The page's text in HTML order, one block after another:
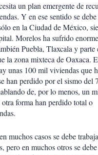
un plan emergente de
Y en ese sentido se
en la Ciudad de México,
Morelos ha sufrido
Puebla, Tlaxcala y parte
la zona mixteca de Oaxaca.
unas 100 mil viviendas que
han perdido por el sismo del
de, por lo menos, un
forma han perdido total o
muchos casos se debe
pero en muchos otros se